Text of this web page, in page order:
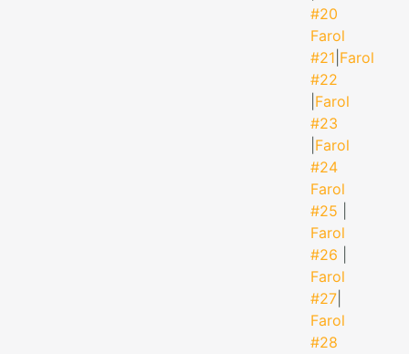
#20
Farol
#21 Farol
#22
Farol
#23
Farol
#24
Farol
#25
Farol
#26
Farol
#27
Farol
#28